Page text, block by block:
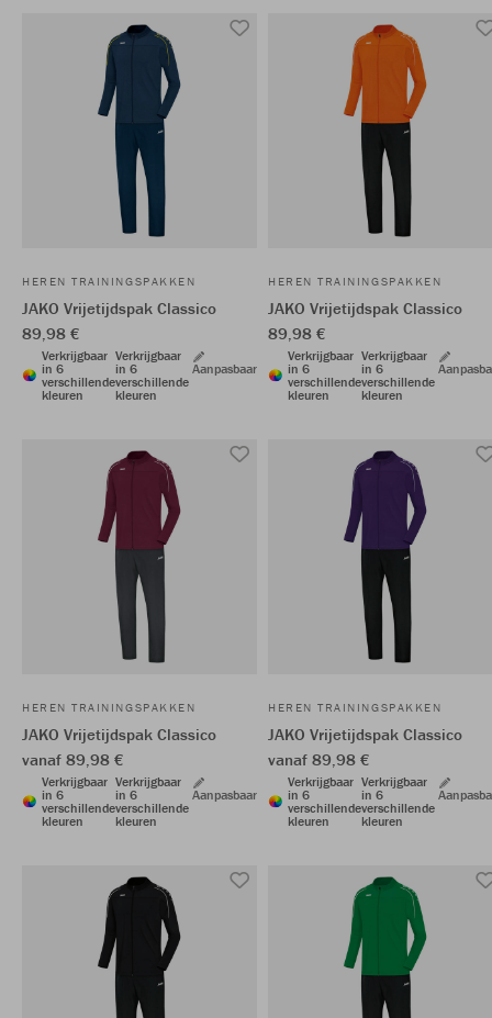
HEREN TRAININGSPAKKEN
JAKO Vrijetijdspak Classico
89,98 €
Verkrijgbaar
in 6
verschillende
kleuren
Verkrijgbaar
in 6
verschillende
kleuren
Aanpasbaar
HEREN TRAININGSPAKKEN
JAKO Vrijetijdspak Classico
89,98 €
Verkrijgbaar
in 6
verschillende
kleuren
Verkrijgbaar
in 6
verschillende
kleuren
HEREN TRAININGSPAKKEN
JAKO Vrijetijdspak Classico
vanaf 89,98 €
Verkrijgbaar
in 6
verschillende
kleuren
Verkrijgbaar
in 6
verschillende
kleuren
Aanpasbaar
HEREN TRAININGSPAKKEN
JAKO Vrijetijdspak Classico
vanaf 89,98 €
Verkrijgbaar
in 6
verschillende
kleuren
Verkrijgbaar
in 6
verschillende
kleuren